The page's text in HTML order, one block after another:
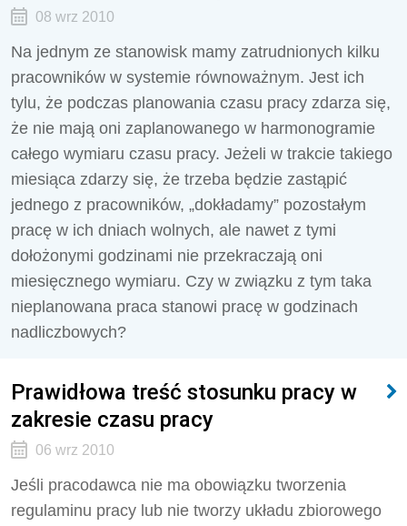
08 wrz 2010
Na jednym ze stanowisk mamy zatrudnionych kilku
pracowników w systemie równoważnym. Jest ich
tylu, że podczas planowania czasu pracy zdarza się,
że nie mają oni zaplanowanego w harmonogramie
całego wymiaru czasu pracy. Jeżeli w trakcie takiego
miesiąca zdarzy się, że trzeba będzie zastąpić
jednego z pracowników, „dokładamy” pozostałym
pracę w ich dniach wolnych, ale nawet z tymi
dołożonymi godzinami nie przekraczają oni
miesięcznego wymiaru. Czy w związku z tym taka
nieplanowana praca stanowi pracę w godzinach
nadliczbowych?
Prawidłowa treść stosunku pracy w
zakresie czasu pracy
06 wrz 2010
Jeśli pracodawca nie ma obowiązku tworzenia
regulaminu pracy lub nie tworzy układu zbiorowego